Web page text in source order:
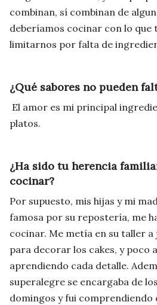
combinan, sí combinan de
deberíamos cocinar con lo que
limitarnos por falta de
¿Qué sabores no pueden
El amor es mi principal
platos.
¿Ha sido tu herencia
cocinar?
Por supuesto, mis hijas y mi
famosa por su repostería, me
cocinar. Me metía en su taller
para decorar los cakes, y poco
aprendiendo cada detalle.
superalegre se encargaba de
domingos y fui comprendiendo